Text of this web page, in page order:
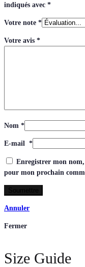
indiqués avec *
Votre note *
Votre avis *
Nom *
E-mail *
Enregistrer mon
pour mon prochain
Annuler
Fermer
Size Guide